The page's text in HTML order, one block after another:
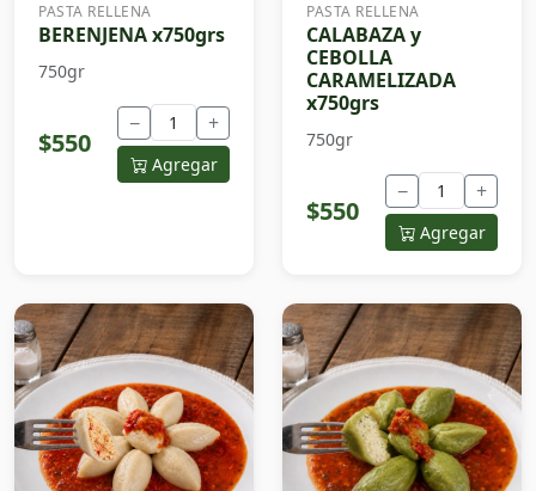
PASTA RELLENA
BERENJENA x750grs
750gr
$550
− +
Agregar
PASTA RELLENA
CALABAZA y
CEBOLLA
CARAMELIZADA
x750grs
750gr
$550
− +
Agregar